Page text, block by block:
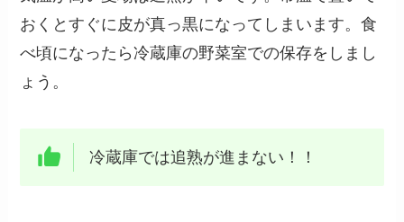
おくとすぐに皮が真っ黒になってしまいます。食
べ頃になったら冷蔵庫の野菜室での保存をしまし
ょう。
冷蔵庫では追熟が進まない！！